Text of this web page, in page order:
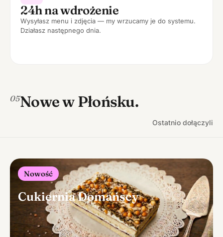
24h na wdrożenie
Wysyłasz menu i zdjęcia — my wrzucamy je do systemu.
Działasz następnego dnia.
05Nowe w Płońsku.
Ostatnio dołączyli
Nowość
Cukiernia Domańscy